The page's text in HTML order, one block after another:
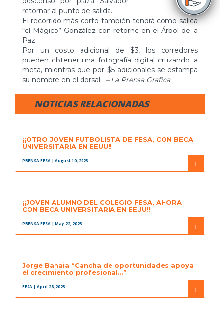
retornar al punto de salida.
El recorrido más corto también tendrá como salida
“el Mágico” González con retorno en el Árbol de la
Paz.
Por un costo adicional de $3, los corredores
pueden obtener una fotografía digital cruzando la
meta, mientras que por $5 adicionales se estampa
su nombre en el dorsal. – La Prensa Grafica
NOTICIAS RELACIONADAS
¡¡OTRO JOVEN FUTBOLISTA DE FESA, CON BECA
UNIVERSITARIA EN EEUU!!
PRENSA FESA | August 10, 2023 +
¡¡JOVEN ALUMNO DEL COLEGIO FESA, AHORA
CON BECA UNIVERSITARIA EN EEUU!!
PRENSA FESA | May 22, 2023 +
Jorge Bahaia “Cancha de oportunidades apoya
el crecimiento profesional…”
FESA | April 28, 2023 +